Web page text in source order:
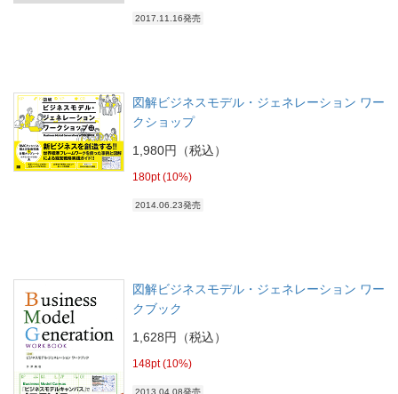
2017.11.16発売
図解ビジネスモデル・ジェネレーション ワー
クショップ
1,980円（税込）
180pt (10%)
2014.06.23発売
図解ビジネスモデル・ジェネレーション ワー
クブック
1,628円（税込）
148pt (10%)
2013.04.08発売